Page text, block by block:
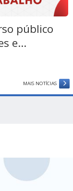
público
e...
MAIS NOTÍCIAS